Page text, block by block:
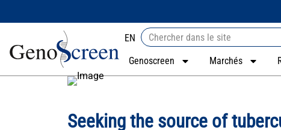
EN
Genoscreen
Marchés
Seeking the source of